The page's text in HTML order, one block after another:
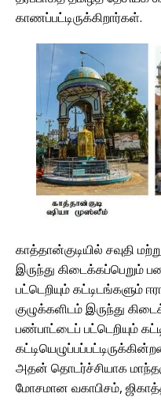
காணப்பட்டிருக்கிறார்கள்.
காத்தான்குடியில் சவுதி
இருந்து கிடைக்கப்பெறும்
பட்டெறியும் கட்டிடங்களும்
குழுக்களிடம் இருந்து
பண்பாட்டைப் பட்டெறியும்
அதன் தொடர்ச்சியாக
மோசமான வகாபிசம்,